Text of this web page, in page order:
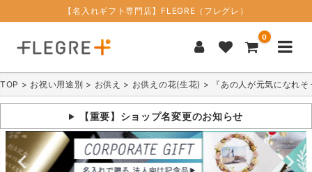
【名入れギフト専門店】FLEGRE（フレグレ）
0
TOP お祝い用途別 お供え お供えの花(生花) 『あの人が元気になれ
【重要】ショップ名変更のお知らせ